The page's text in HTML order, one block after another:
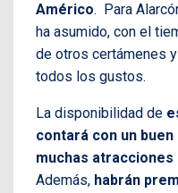
Américo. Para
ha asumido, con el
de otros certámenes
todos los gustos.
La disponibilidad de
contará con un
muchas
Además, habrán